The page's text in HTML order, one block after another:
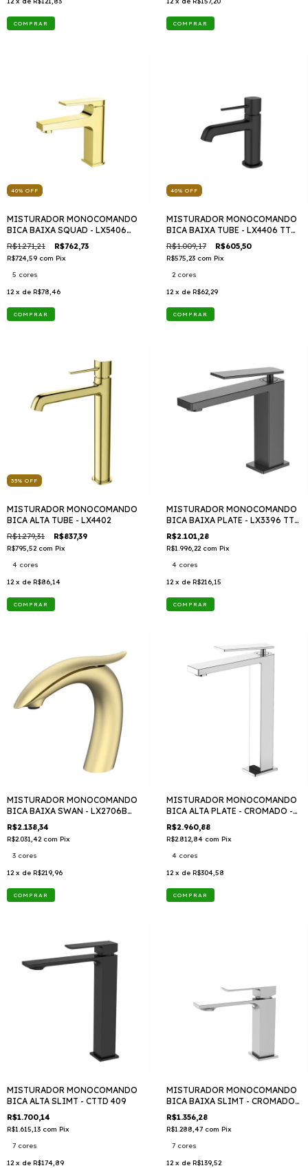
COMPRAR COMPRAR
40% OFF
MISTURADOR MONOCOMANDO
BICA BAIXA SQUAD - LX5406
TTD 409
R$1.271,21 R$762,73
R$724,59 com Pix
5 cores
12 x de R$78,46
COMPRAR
40% OFF
MISTURADOR MONOCOMANDO
BICA BAIXA TUBE - LX4406 TTD
409
R$1.009,17 R$605,50
R$575,23 com Pix
2 cores
12 x de R$62,29
COMPRAR
35% OFF
MISTURADOR MONOCOMANDO
BICA ALTA TUBE - LX4402
R$1.279,31 R$837,39
R$795,52 com Pix
4 cores
12 x de R$86,14
COMPRAR
MISTURADOR MONOCOMANDO
BICA BAIXA PLATE - LX3396 TTD
409
R$2.101,28
R$1.996,22 com Pix
4 cores
12 x de R$216,15
COMPRAR
MISTURADOR MONOCOMANDO
BICA BAIXA SWAN - LX2706B
TTD409
R$2.138,34
R$2.031,42 com Pix
3 cores
12 x de R$219,96
COMPRAR
MISTURADOR MONOCOMANDO
BICA ALTA PLATE - CROMADO -
LX3392 TTD 409
R$2.960,88
R$2.812,84 com Pix
4 cores
12 x de R$304,58
COMPRAR
MISTURADOR MONOCOMANDO
BICA ALTA SLIMT - CTTD 409
R$1.700,14
R$1.615,13 com Pix
7 cores
12 x de R$174,89
MISTURADOR MONOCOMANDO
BICA BAIXA SLIMT - CROMADO
LX2296 TTD 409
R$1.356,28
R$1.288,47 com Pix
7 cores
12 x de R$139,52